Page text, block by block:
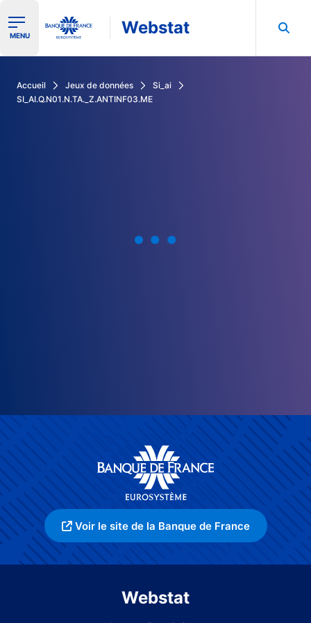
Ouvrir le menu de navigation
MENU Webstat
Accueil Jeux de données
Si_ai
SI_AI.Q.N01.N.TA._Z.ANTINF03.ME
Voir le site de la Banque de France
Webstat